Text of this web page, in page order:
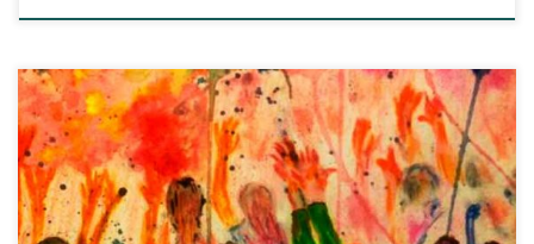
“Y un árbol me estrechó entre sus brazos puros”